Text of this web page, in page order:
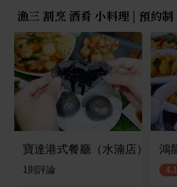
漁三 割烹 酒肴 小料理 | 預約
寶達港式餐廳（水湳店）
1則評論
鴻
4.1